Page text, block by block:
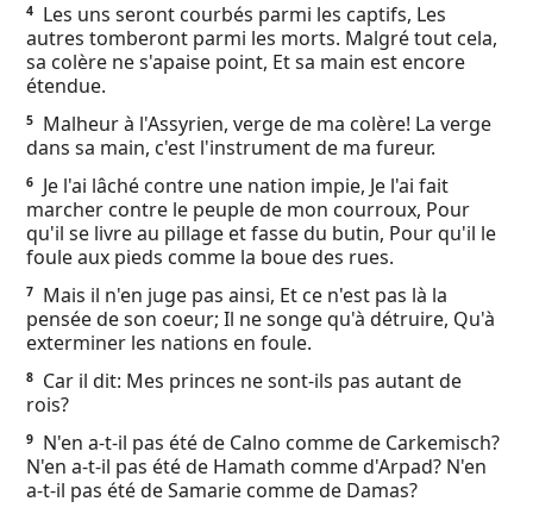
L.O.A
Ebook
4
Les uns seront courbés parmi les captifs, Les
autres tomberont parmi les morts. Malgré tout cela,
sa colère ne s'apaise point, Et sa main est encore
étendue.
5
Malheur à l'Assyrien, verge de ma colère! La verge
dans sa main, c'est l'instrument de ma fureur.
6
Je l'ai lâché contre une nation impie, Je l'ai fait
marcher contre le peuple de mon courroux, Pour
qu'il se livre au pillage et fasse du butin, Pour qu'il le
foule aux pieds comme la boue des rues.
7
Mais il n'en juge pas ainsi, Et ce n'est pas là la
pensée de son coeur; Il ne songe qu'à détruire, Qu'à
exterminer les nations en foule.
8
Car il dit: Mes princes ne sont-ils pas autant de
rois?
9
N'en a-t-il pas été de Calno comme de Carkemisch?
N'en a-t-il pas été de Hamath comme d'Arpad? N'en
a-t-il pas été de Samarie comme de Damas?